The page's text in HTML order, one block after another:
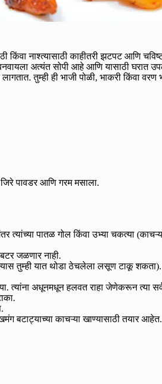
किंवा नाश्त्यासाठी काहीतरी झटपट
बनवायला अत्यंत सोपी आहे आणि यासाठी
तुम्ही ही भाजी पोळी, भाकरी किंवा
पावडर आणि गरम मसाला.
त्यांच्या पातळ गोल किंवा उभ्या चकत्या
जळणार नाही.
तुम्ही यात थोडा ठेचलेला लसूण टाकू शकता).
त्यांना अधूनमधून हलवत राहा जेणेकरून त्या
बटाट्याच्या काचऱ्या खाण्यासाठी तयार आहेत.